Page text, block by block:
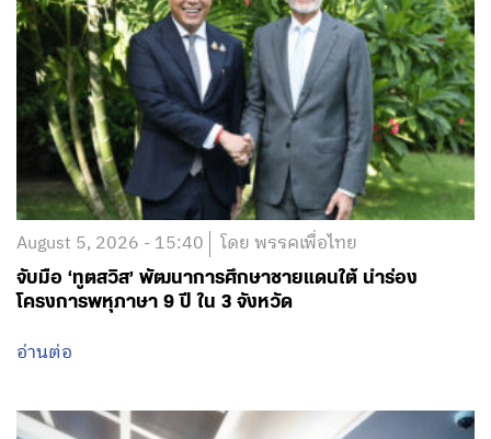
August 5, 2026 - 15:40 โดย พรรคเพื่อไทย
จับมือ ‘ทูตสวิส’ พัฒนาการศึกษาชายแดนใต้ นำร่อง
โครงการพหุภาษา 9 ปี ใน 3 จังหวัด
อ่านต่อ